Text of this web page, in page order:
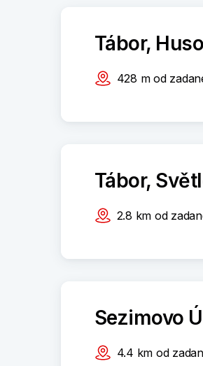
Tábor,
428 m od
Tábor,
2.8 km od
Sezimovo
4.4 km od